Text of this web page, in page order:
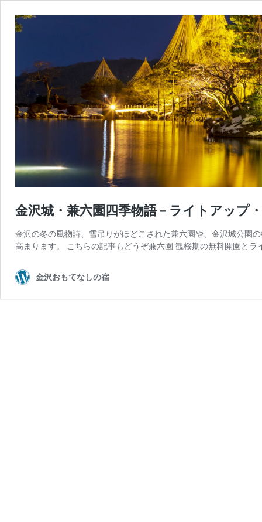
金沢城・兼六園四季物語 – ライトアップ
金沢の冬の風物詩、雪吊りがほどこされた兼六園や、金沢城公園
高まります。 こちらの記事もどうぞ兼六園 観桜期の無料開園と
金沢おもてなしの宿